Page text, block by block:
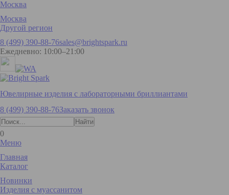
Москва
Москва
Другой регион
8 (499) 390-88-76sales@brightspark.ru
Ежедневно: 10:00–21:00
Ювелирные изделия с лабораторными бриллиантами
8 (499) 390-88-76Заказать звонок
0
Меню
Главная
Каталог
Новинки
Изделия с муассанитом